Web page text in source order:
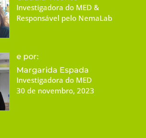
Investigadora do MED &
Responsável pelo NemaLab
e por:
Margarida Espada
Investigadora do MED
30 de novembro, 2023